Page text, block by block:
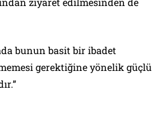
bunun basit bir ibadet
gerektiğine yönelik güçlü